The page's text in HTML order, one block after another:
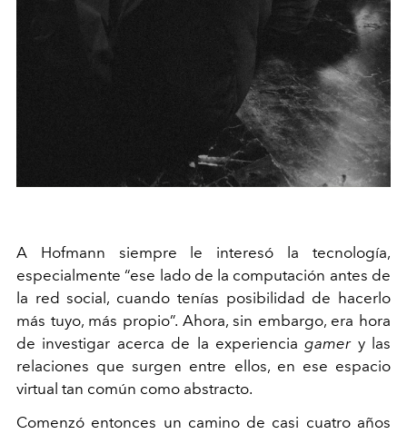
A Hofmann siempre le interesó la tecnología,
especialmente “ese lado de la computación antes de
la red social, cuando tenías posibilidad de hacerlo
más tuyo, más propio”. Ahora, sin embargo, era hora
de investigar acerca de la experienciagamery las
relaciones que surgen entre ellos, en ese espacio
virtual tan común como abstracto.
Comenzó entonces un camino de casi cuatro años